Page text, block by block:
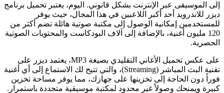
إلى الموسيقى عبر الإنترنت بشكل قانوني. اليوم، يعتبر تحميل برنامج
ديزر للاندرويد أحد أكبر اللاعبين في هذا المجال، حيث يوفر
للمستخدمين إمكانية الوصول إلى مكتبة صوتية هائلة تضم أكثر من
120 مليون أغنية، بالإضافة إلى آلاف البودكاست والمحتويات الصوتية
الحصرية.
على عكس تحميل الأغاني التقليدي بصيغة MP3، يعتمد ديزر على
تقنية البث المباشر (Streaming)، والتي تتيح لك الاستماع إلى أي أغنية
فوراً دون الحاجة إلى تخزينها على جهازك، مما يوفر مساحة تخزين
كبيرة ويمنحك وصولاً غير محدود لمكتبة موسيقية متجددة باستمرار.